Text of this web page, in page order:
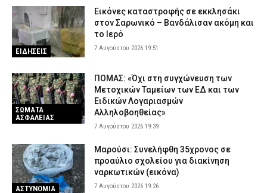
ΕΙΔΗΣΕΙΣ
Εικόνες καταστροφής σε εκκλησάκι
στον Σαρωνικό – Βανδάλισαν ακόμη και
το Ιερό
7 Αυγούστου 2026 19:51
ΣΩΜΑΤΑ
ΑΣΦΑΛΕΙΑΣ
ΠΟΜΑΣ: «Όχι στη συγχώνευση των
Μετοχικών Ταμείων των ΕΔ και των
Ειδικών Λογαριασμών
Αλληλοβοηθείας»
7 Αυγούστου 2026 19:39
ΑΣΤΥΝΟΜΙΑ
Μαρούσι: Συνελήφθη 35χρονος σε
προαύλιο σχολείου για διακίνηση
ναρκωτικών (εικόνα)
7 Αυγούστου 2026 19:26